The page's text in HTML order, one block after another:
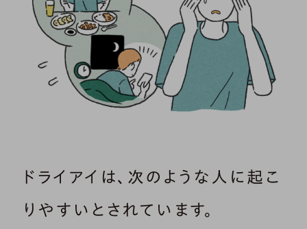
ドライアイは、次のような人に起こ
りやすいとされています。